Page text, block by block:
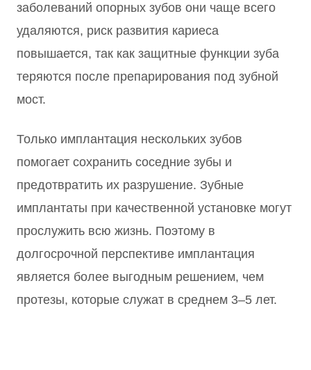
заболеваний опорных зубов они чаще всего
удаляются, риск развития кариеса
повышается, так как защитные функции зуба
теряются после препарирования под зубной
мост.
Только имплантация нескольких зубов
помогает сохранить соседние зубы и
предотвратить их разрушение. Зубные
имплантаты при качественной установке могут
прослужить всю жизнь. Поэтому в
долгосрочной перспективе имплантация
является более выгодным решением, чем
протезы, которые служат в среднем 3–5 лет.